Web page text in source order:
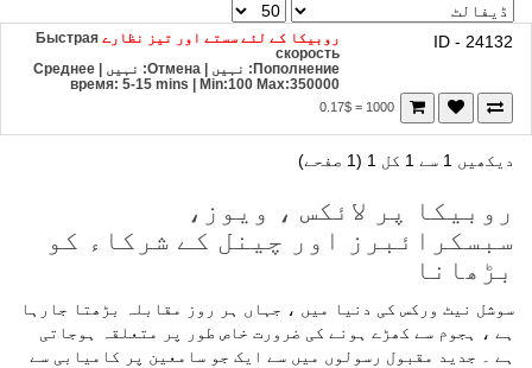
روبیکا کے لئے سستے اور تیز نظارے Быстрая
скорость
Пополнение: نہیں | Отмена: نہیں | Среднее
время: 5-15 mins
| Min:100 Max:350000
ID - 24132
1000 = 0.17$
دیکھیں 1 سے 1 کل 1 (1 صفحے)
روبیکا پر لائکس ، ویوز،
سبسکرائبرز اور چینل کے شرکاء کو
بڑھانا
سوشل نیٹ ورکس کی دنیا میں ، جہاں ہر روز مقابلہ بڑھتا جارہا
ہے ، ہجوم سے کھڑے ہونے کی ضرورت خاص طور پر متعلقہ ہوجاتی
ہے ۔ جدید مقبول رسولوں میں سے ایک جو سامعین پر کامیابی سے